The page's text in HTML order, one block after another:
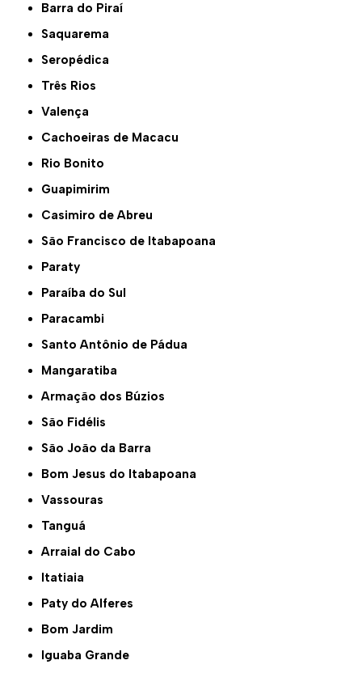
Barra do Piraí
Saquarema
Seropédica
Três Rios
Valença
Cachoeiras de Macacu
Rio Bonito
Guapimirim
Casimiro de Abreu
São Francisco de Itabapoana
Paraty
Paraíba do Sul
Paracambi
Santo Antônio de Pádua
Mangaratiba
Armação dos Búzios
São Fidélis
São João da Barra
Bom Jesus do Itabapoana
Vassouras
Tanguá
Arraial do Cabo
Itatiaia
Paty do Alferes
Bom Jardim
Iguaba Grande